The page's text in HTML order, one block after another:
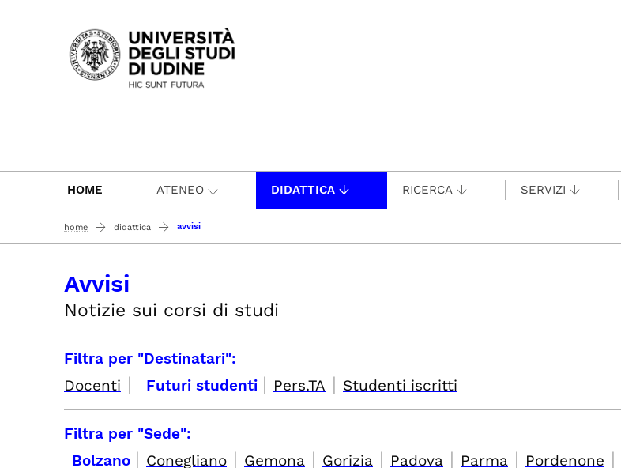
Passa al contenuto principale
HOME ATENEO DIDATTICA RICERCA SERVIZI
home didattica avvisi
Avvisi
Notizie sui corsi di studi
Filtra per "Destinatari":
Docenti | Futuri studenti | Pers.TA | Studenti iscritti
Filtra per "Sede":
Bolzano | Conegliano | Gemona | Gorizia | Padova | Parma | Pordenone |